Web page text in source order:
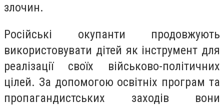
злочин.
Російські окупанти продовжують
використовувати дітей як інструмент для
реалізації своїх військово-політичних
цілей. За допомогою освітніх програм та
пропагандистських заходів вони